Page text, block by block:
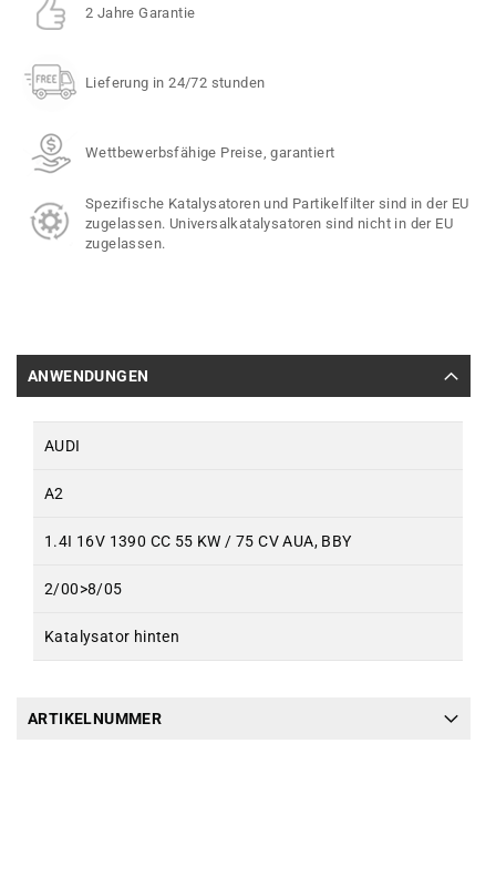
2 Jahre Garantie
Lieferung in 24/72 stunden
Wettbewerbsfähige Preise, garantiert
Spezifische Katalysatoren und Partikelfilter sind in der EU
zugelassen. Universalkatalysatoren sind nicht in der EU
zugelassen.
ANWENDUNGEN
AUDI
A2
1.4I 16V 1390 CC 55 KW / 75 CV AUA, BBY
2/00>8/05
Katalysator hinten
ARTIKELNUMMER